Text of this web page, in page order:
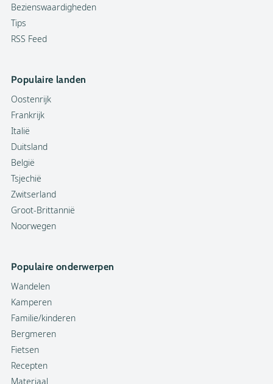
Bezienswaardigheden
Tips
RSS Feed
Populaire landen
Oostenrijk
Frankrijk
Italië
Duitsland
België
Tsjechië
Zwitserland
Groot-Brittannië
Noorwegen
Populaire onderwerpen
Wandelen
Kamperen
Familie/kinderen
Bergmeren
Fietsen
Recepten
Materiaal